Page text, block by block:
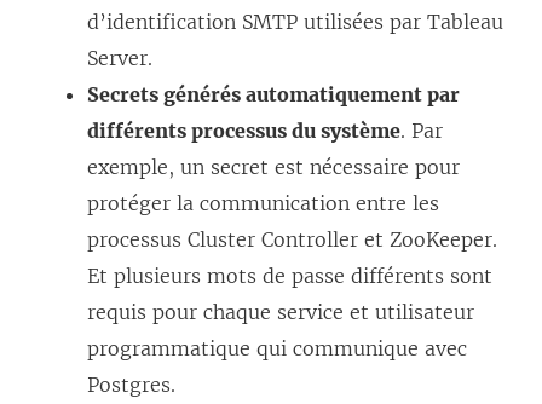
d’identification SMTP utilisées par Tableau
Server.
Secrets générés automatiquement par
différents processus du système. Par
exemple, un secret est nécessaire pour
protéger la communication entre les
processus Cluster Controller et ZooKeeper.
Et plusieurs mots de passe différents sont
requis pour chaque service et utilisateur
programmatique qui communique avec
Postgres.